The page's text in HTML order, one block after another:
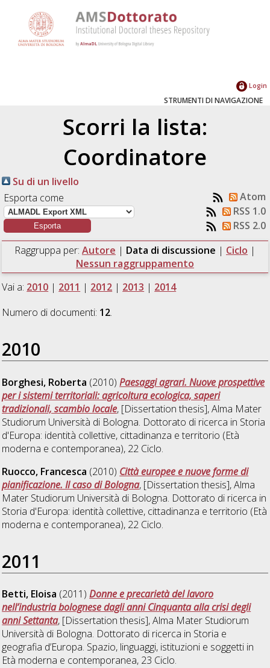
Login
STRUMENTI DI NAVIGAZIONE
Scorri la lista:
Coordinatore
Su di un livello
Esporta come
Atom
RSS 1.0
RSS 2.0
Raggruppa per: Autore | Data di discussione | Ciclo |
Nessun raggruppamento
Vai a: 2010 | 2011 | 2012 | 2013 | 2014
Numero di documenti: 12.
2010
Borghesi, Roberta (2010)Paesaggi agrari. Nuove prospettive
per i sistemi territoriali: agricoltura ecologica, saperi
tradizionali, scambio locale, [Dissertation thesis], Alma Mater
Studiorum Università di Bologna. Dottorato di ricerca in Storia
d'Europa: identità collettive, cittadinanza e territorio (Età
moderna e contemporanea), 22 Ciclo.
Ruocco, Francesca (2010) Città europee e nuove forme di
pianificazione. Il caso di Bologna, [Dissertation thesis], Alma
Mater Studiorum Università di Bologna. Dottorato di ricerca in
Storia d'Europa: identità collettive, cittadinanza e territorio (Età
moderna e contemporanea), 22 Ciclo.
2011
Betti, Eloisa (2011)Donne e precarietà del lavoro
nell’industria bolognese dagli anni Cinquanta alla crisi degli
anni Settanta, [Dissertation thesis], Alma Mater Studiorum
Università di Bologna. Dottorato di ricerca in Storia e
geografia d’Europa. Spazio, linguaggi, istituzioni e soggetti in
Età moderna e contemporanea, 23 Ciclo.